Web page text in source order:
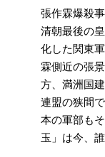
張作霖爆殺
清朝最後の
化した関東
霖側近の張
方、満洲国
連盟の狭間
本の軍部も
玉」は今、